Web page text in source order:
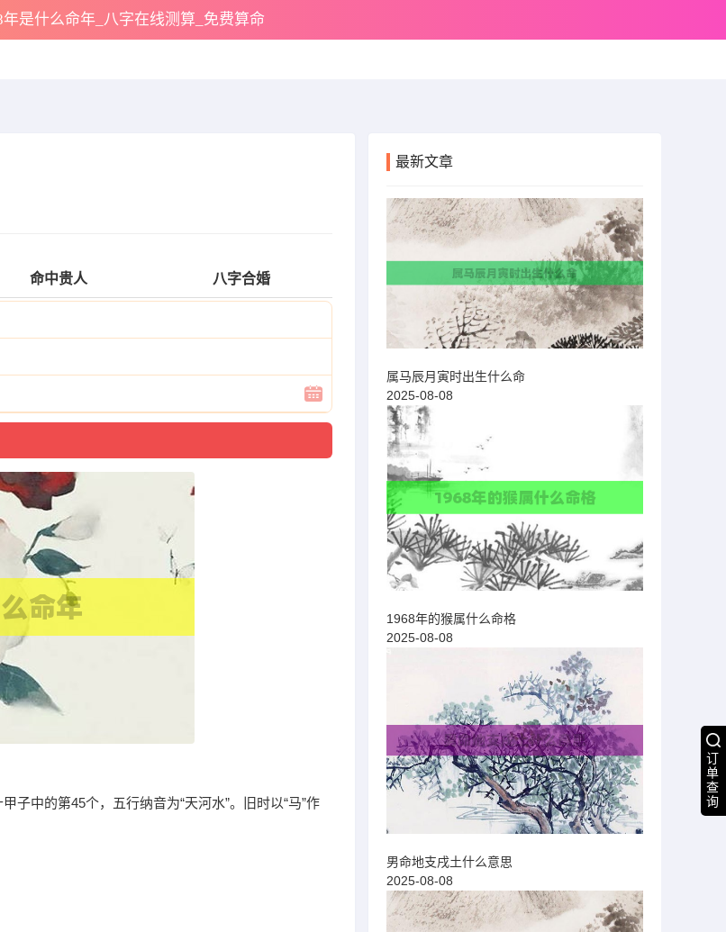
年是什么命年_八字在线测算_免费算命
订
单
查
询
命中贵人 八字合婚
子中的第45个，五行纳音为“天河水”。旧时以“马”作
最新文章
属马辰月寅时出生什么命
2025-08-08
1968年的猴属什么命格
2025-08-08
男命地支戌土什么意思
2025-08-08